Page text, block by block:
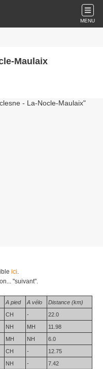
MENU
Maulaix
ici.
"suivant".
A pied A vélo
Distance (km)
CH -
22.0
NH MH
11.98
MH NH
6.0
CH -
12.75
NH -
7.42